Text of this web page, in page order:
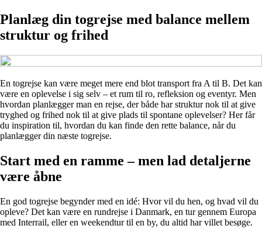
Planlæg din togrejse med balance mellem
struktur og frihed
En togrejse kan være meget mere end blot transport fra A til B. Det kan
være en oplevelse i sig selv – et rum til ro, refleksion og eventyr. Men
hvordan planlægger man en rejse, der både har struktur nok til at give
tryghed og frihed nok til at give plads til spontane oplevelser? Her får
du inspiration til, hvordan du kan finde den rette balance, når du
planlægger din næste togrejse.
Start med en ramme – men lad detaljerne
være åbne
En god togrejse begynder med en idé: Hvor vil du hen, og hvad vil du
opleve? Det kan være en rundrejse i Danmark, en tur gennem Europa
med Interrail, eller en weekendtur til en by, du altid har villet besøge.